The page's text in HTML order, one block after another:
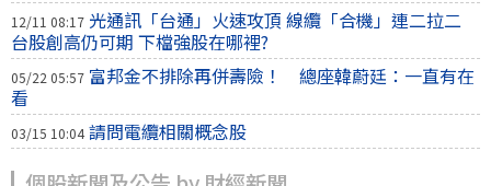
12/11 08:17 光通訊「台通」火速攻頂 線纜「合機」連二拉二
台股創高仍可期 下檔強股在哪裡?
05/22 05:57 富邦金不排除再併壽險！ 總座韓蔚廷：一直有在
看
03/15 10:04 請問電纜相關概念股